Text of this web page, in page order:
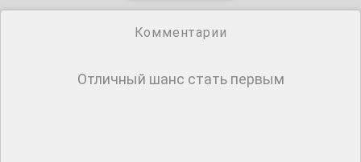
Комментарии
Отличный шанс стать первым